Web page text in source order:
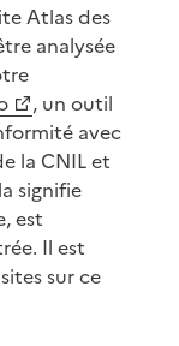
Atlas des
analysée
, un outil
avec
la CNIL et
signifie
est
Il est
sur ce